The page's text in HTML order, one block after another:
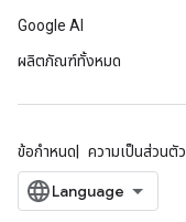
Google AI
ผลิตภัณฑ์ทั้งหมด
ข้อกำหนด ความเป็นส่วนตัว